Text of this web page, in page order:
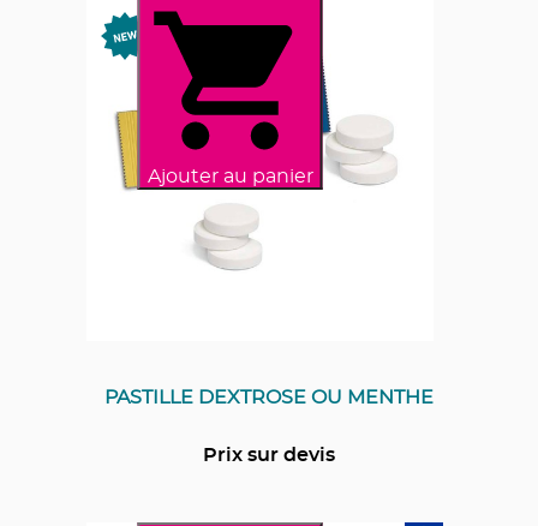
Ajouter au panier
PASTILLE DEXTROSE OU MENTHE
Prix sur devis